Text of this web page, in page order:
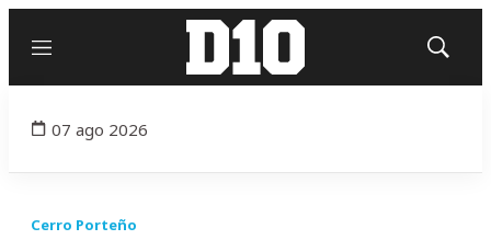
Menú
Mostrar
07 ago 2026
Cerro Porteño